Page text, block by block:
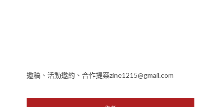
邀稿、活動邀約、合作提案zine1215@gmail.com